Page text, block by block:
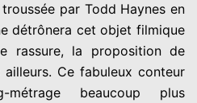
par Todd Haynes en
détrônera cet objet filmique
rassure, la proposition de
Ce fabuleux conteur
beaucoup plus